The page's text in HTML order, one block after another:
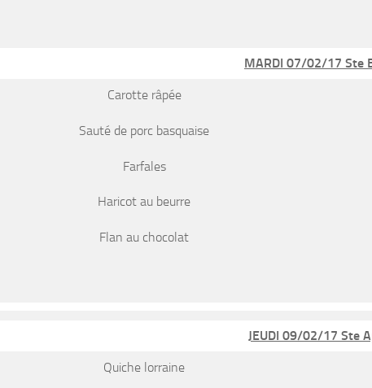
MARDI 07/02/17 Ste
Carotte râpée
Sauté de porc basquaise
Farfales
Haricot au beurre
Flan au chocolat
JEUDI 09/02/17 Ste
Quiche lorraine